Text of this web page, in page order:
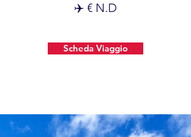
✈️ € N.D
Scheda Viaggio